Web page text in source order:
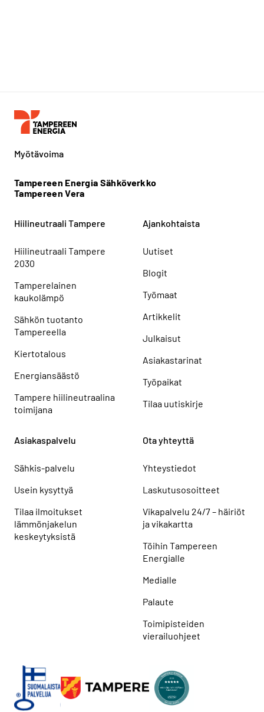
Myötävoima
Tampereen Energia Sähköverkko
Tampereen Vera
Hiilineutraali Tampere
Hiilineutraali Tampere
2030
Tamperelainen
kaukolämpö
Sähkön tuotanto
Tampereella
Kiertotalous
Energiansäästö
Tampere hiilineutraalina
toimijana
Ajankohtaista
Uutiset
Blogit
Työmaat
Artikkelit
Julkaisut
Asiakastarinat
Työpaikat
Tilaa uutiskirje
Asiakaspalvelu
Sähkis-palvelu
Usein kysyttyä
Tilaa ilmoitukset
lämmönjakelun
keskeytyksistä
Ota yhteyttä
Yhteystiedot
Laskutusosoitteet
Vikapalvelu 24/7 – häiriöt
ja vikakartta
Töihin Tampereen
Energialle
Medialle
Palaute
Toimipisteiden
vierailuohjeet